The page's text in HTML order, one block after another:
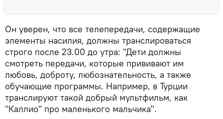
Он уверен, что все телепередачи, содержащие
элементы насилия, должны транслироваться
строго после 23.00 до утра: "Дети должны
смотреть передачи, которые прививают им
любовь, доброту, любознательность, а также
обучающие программы. Например, в Турции
транслируют такой добрый мультфильм, как
"Каллио" про маленького мальчика".